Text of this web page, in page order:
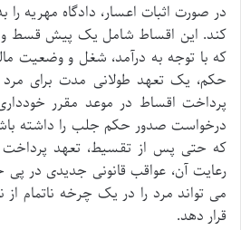
در صورت اثبات اعسار، دادگاه مهریه
کند. این اقساط شامل یک پیش قسط
که با توجه به درآمد، شغل و وضعیت
حکم، یک تعهد طولانی مدت برای مرد
پرداخت اقساط در موعد مقرر
درخواست صدور حکم جلب را داشته
که حتی پس از تقسیط، تعهد
رعایت آن، عواقب قانونی جدیدی در
می تواند مرد را در یک چرخه ناتمام از
قرار دهد.